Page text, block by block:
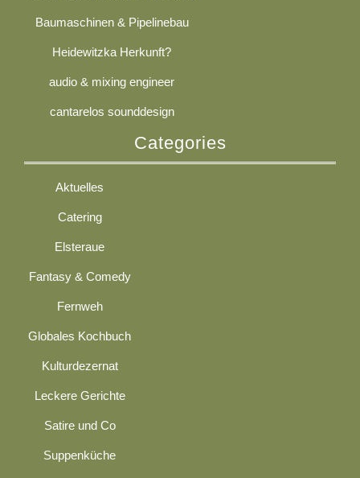
Baumaschinen & Pipelinebau
Heidewitzka Herkunft?
audio & mixing engineer
cantarelos sounddesign
Categories
Aktuelles
Catering
Elsteraue
Fantasy & Comedy
Fernweh
Globales Kochbuch
Kulturdezernat
Leckere Gerichte
Satire und Co
Suppenküche